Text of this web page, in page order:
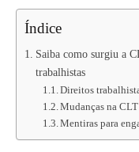
Índice
Saiba como surgiu a
trabalhistas
Direitos
Mudanças na CLT
Mentiras para